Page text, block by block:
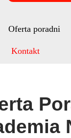
Oferta poradni
Kontakt